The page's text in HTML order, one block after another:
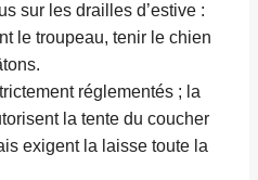
sur les drailles d’estive :
le troupeau, tenir le chien
réglementés ; la
la tente du coucher
exigent la laisse toute la